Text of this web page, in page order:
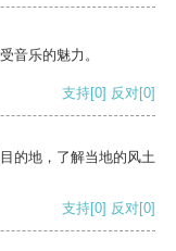
音乐的魅力。
支持[0] 反对[0]
的地，了解当地的风土
支持[0] 反对[0]